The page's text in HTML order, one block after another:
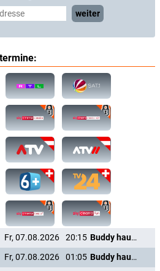
weiter
Fr, 07.08.2026 20:15
Buddy haut den Lukas
Fr, 07.08.2026 01:05
Buddy haut den Lukas